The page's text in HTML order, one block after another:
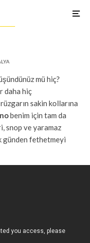
mü hiç?
daha hiç
sakin kollarına
benim için tam da
snop ve yaramaz
günden fethetmeyi